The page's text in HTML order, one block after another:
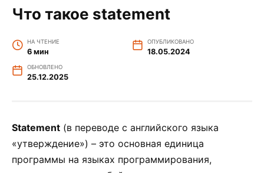
Что такое statement
НА ЧТЕНИЕ
6 мин
ОПУБЛИКОВАНО
18.05.2024
ОБНОВЛЕНО
25.12.2025
Statement (в переводе с английского языка
«утверждение») – это основная единица
программы на языках программирования,